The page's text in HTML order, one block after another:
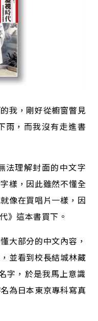
我，剛好從櫥窗瞥見
雨，而我沒有走進書
法理解封面的中文字
樣，因此雖然不懂全
像在買唱片一樣，因
》這本書買下。
大部分的中文內容，
並看到校長結城林藏
字，於是我馬上意識
為日本東京專科寫真